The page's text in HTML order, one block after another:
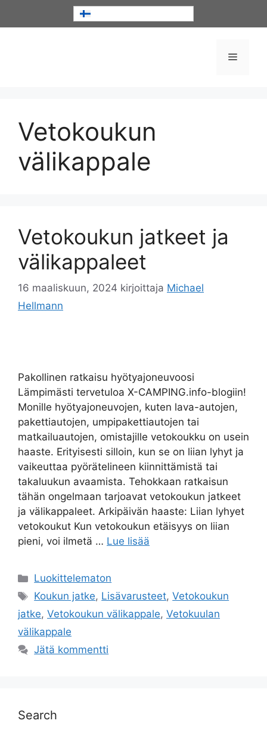
Valikko
Vetokoukun
välikappale
Vetokoukun jatkeet ja
välikappaleet
16 maaliskuun, 2024 kirjoittaja Michael
Hellmann
Pakollinen ratkaisu hyötyajoneuvoosi
Lämpimästi tervetuloa X-CAMPING.info-blogiin!
Monille hyötyajoneuvojen, kuten lava-autojen,
pakettiautojen, umpipakettiautojen tai
matkailuautojen, omistajille vetokoukku on usein
haaste. Erityisesti silloin, kun se on liian lyhyt ja
vaikeuttaa pyörätelineen kiinnittämistä tai
takaluukun avaamista. Tehokkaan ratkaisun
tähän ongelmaan tarjoavat vetokoukun jatkeet
ja välikappaleet. Arkipäivän haaste: Liian lyhyet
vetokoukut Kun vetokoukun etäisyys on liian
pieni, voi ilmetä … Lue lisää
Kategoriat
Luokittelematon
Avainsanat
Koukun jatke, Lisävarusteet,Vetokoukun
jatke, Vetokoukun välikappale, Vetokuulan
välikappale
Jätä kommentti
Search